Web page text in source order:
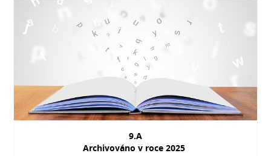
9.A
Archivováno v roce 2025